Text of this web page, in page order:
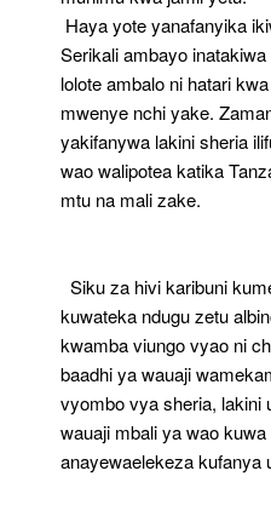
Haya yote yanafanyika
Serikali ambayo
lolote ambalo ni hatari
mwenye nchi yake.
yakifanywa lakini sheria
wao walipotea katika
mtu na mali zake.
Siku za hivi karibuni
kuwateka ndugu zetu
kwamba viungo vyao ni
baadhi ya wauaji
vyombo vya sheria, lakini
wauaji mbali ya wao
anayewaelekeza kufanya